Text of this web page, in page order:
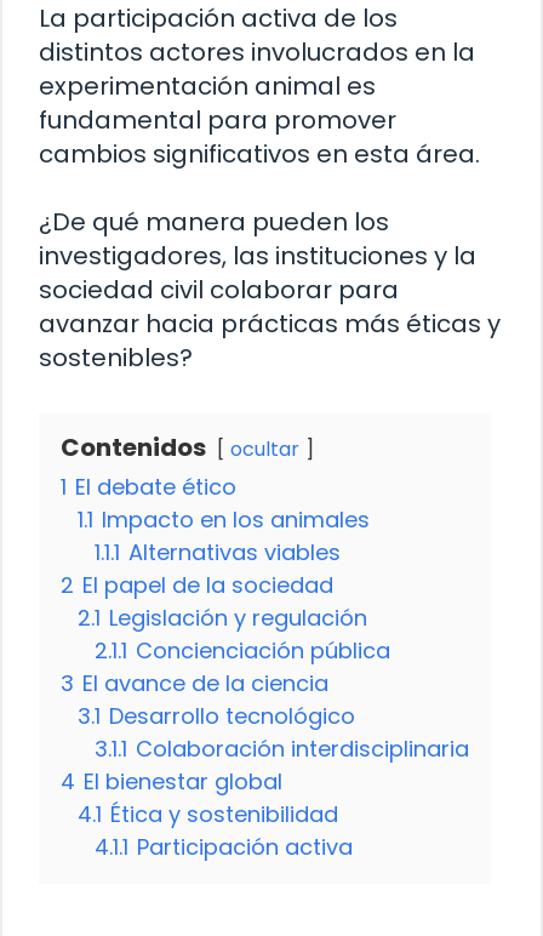
La participación activa de los
distintos actores involucrados en la
experimentación animal es
fundamental para promover
cambios significativos en esta área.
¿De qué manera pueden los
investigadores, las instituciones y la
sociedad civil colaborar para
avanzar hacia prácticas más éticas y
sostenibles?
Contenidos ocultar
1 El debate ético
1.1 Impacto en los animales
1.1.1 Alternativas viables
2 El papel de la sociedad
2.1 Legislación y regulación
2.1.1 Concienciación pública
3 El avance de la ciencia
3.1 Desarrollo tecnológico
3.1.1 Colaboración interdisciplinaria
4 El bienestar global
4.1 Ética y sostenibilidad
4.1.1 Participación activa